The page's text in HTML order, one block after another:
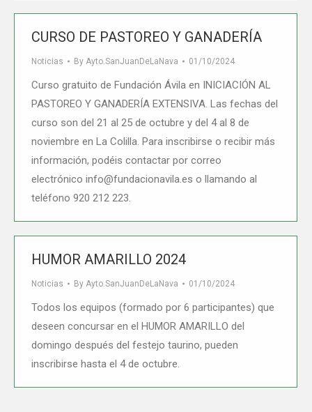
CURSO DE PASTOREO Y GANADERÍA
Noticias By Ayto.SanJuanDeLaNava 01/10/2024
Curso gratuito de Fundación Ávila en INICIACIÓN AL
PASTOREO Y GANADERÍA EXTENSIVA. Las fechas del
curso son del 21 al 25 de octubre y del 4 al 8 de
noviembre en La Colilla. Para inscribirse o recibir más
información, podéis contactar por correo
electrónico info@fundacionavila.es o llamando al
teléfono 920 212 223.
HUMOR AMARILLO 2024
Noticias By Ayto.SanJuanDeLaNava 01/10/2024
Todos los equipos (formado por 6 participantes) que
deseen concursar en el HUMOR AMARILLO del
domingo después del festejo taurino, pueden
inscribirse hasta el 4 de octubre.